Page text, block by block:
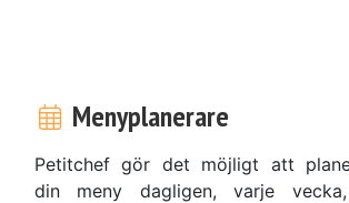
Menyplanerare
Petitchef gör det möjligt att
din meny dagligen, varje